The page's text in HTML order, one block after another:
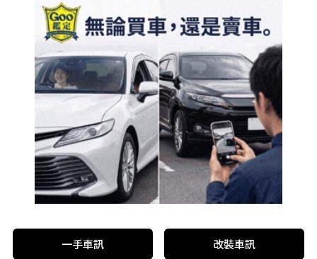
一手車訊 改裝車訊